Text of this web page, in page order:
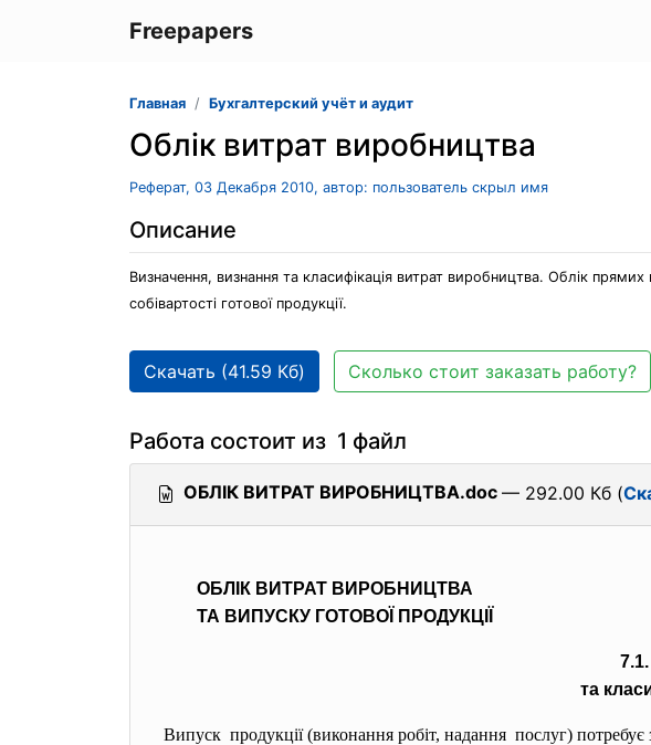
Freepapers
Главная Бухгалтерский учёт и аудит
Облік витрат виробництва
Реферат, 03 Декабря 2010, автор: пользователь скрыл имя
Описание
Визначення, визнання та класифікація витрат виробництва. Облік
собівартості готової продукції.
Скачать (41.59 Кб) Сколько стоит заказать работу?
Работа состоит из 1 файл
ОБЛІК ВИТРАТ ВИРОБНИЦТВА.doc — 292.00 Кб (
ОБЛІК ВИТРАТ ВИРОБНИЦТВА
ТА ВИПУСКУ ГОТОВОЇ ПРОДУКЦІЇ
та
Випуск продукції (виконання робіт, надання послуг)